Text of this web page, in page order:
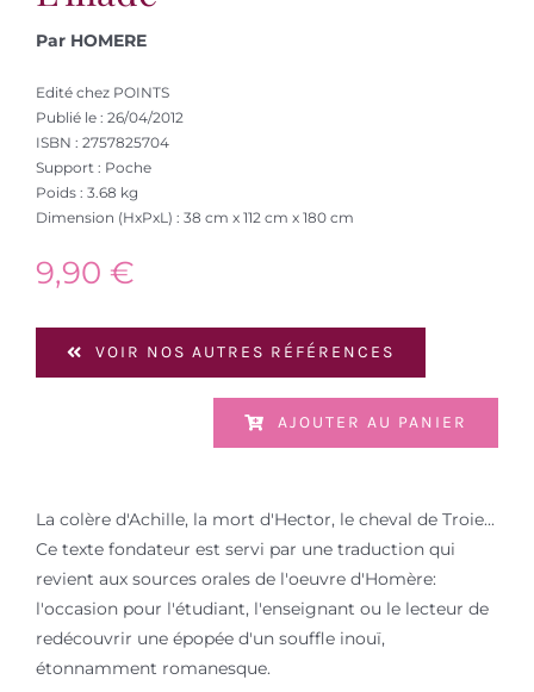
Par HOMERE
Edité chez POINTS
Publié le : 26/04/2012
ISBN : 2757825704
Support : Poche
Poids : 3.68 kg
Dimension (HxPxL) : 38 cm x 112 cm x 180 cm
9,90 €
VOIR NOS AUTRES RÉFÉRENCES
AJOUTER AU PANIER
La colère d'Achille, la mort d'Hector, le cheval de Troie...
Ce texte fondateur est servi par une traduction qui
revient aux sources orales de l'oeuvre d'Homère:
l'occasion pour l'étudiant, l'enseignant ou le lecteur de
redécouvrir une épopée d'un souffle inouï,
étonnamment romanesque.